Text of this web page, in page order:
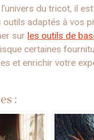
du tricot, il
adaptés à vos
sur les outils de
certaines
et enrichir votre
: